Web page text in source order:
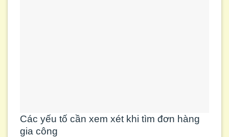
Các yếu tố cần xem xét khi tìm đơn hàng
gia công